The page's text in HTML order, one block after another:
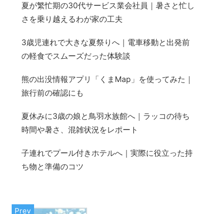
夏が繁忙期の30代サービス業会社員｜暑さと忙し
さを乗り越えるわが家の工夫
3歳児連れで大きな夏祭りへ｜電車移動と出発前
の軽食でスムーズだった体験談
熊の出没情報アプリ「くまMap」を使ってみた｜
旅行前の確認にも
夏休みに3歳の娘と鳥羽水族館へ｜ラッコの待ち
時間や暑さ、混雑状況をレポート
子連れでプール付きホテルへ｜実際に役立った持
ち物と準備のコツ